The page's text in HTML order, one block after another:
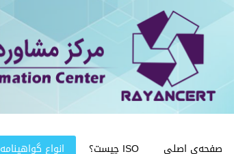
صفحه‌ی اصلی ISO چیست؟ انواع گواهینامه ISO